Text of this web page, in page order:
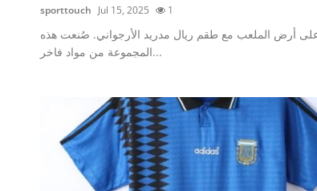
sporttouch Jul 15, 2025 1
أرض الملعب مع طقم ريال مدريد الأرجواني. صُنعت هذه
المجموعة من مواد فاخر...